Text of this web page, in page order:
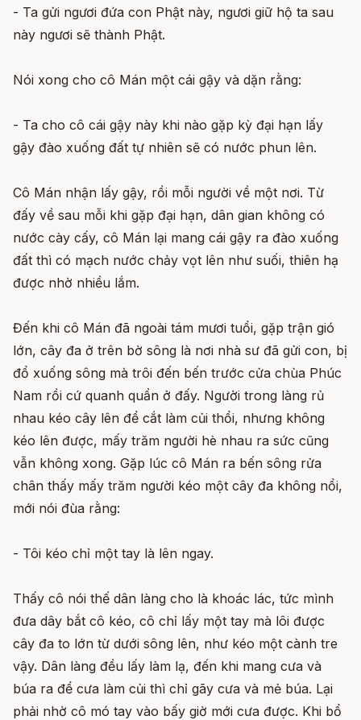
- Ta gửi ngươi đứa con Phật này, ngươi giữ hộ ta sau
này ngươi sẽ thành Phật.
Nói xong cho cô Mán một cái gậy và dặn rằng:
- Ta cho cô cái gậy này khi nào gặp kỳ đại hạn lấy
gậy đào xuống đất tự nhiên sẽ có nước phun lên.
Cô Mán nhận lấy gậy, rồi mỗi người về một nơi. Từ
đấy về sau mỗi khi gặp đại hạn, dân gian không có
nước cày cấy, cô Mán lại mang cái gậy ra đào xuống
đất thì có mạch nước chảy vọt lên như suối, thiên hạ
được nhờ nhiều lắm.
Đến khi cô Mán đã ngoài tám mươi tuổi, gặp trận gió
lớn, cây đa ở trên bờ sông là nơi nhà sư đã gửi con, bị
đổ xuống sông mà trôi đến bến trước cửa chùa Phúc
Nam rồi cứ quanh quẩn ở đấy. Người trong làng rủ
nhau kéo cây lên để cắt làm củi thổi, nhưng không
kéo lên được, mấy trăm người hè nhau ra sức cũng
vẫn không xong. Gặp lúc cô Mán ra bến sông rửa
chân thấy mấy trăm người kéo một cây đa không nổi,
mới nói đùa rằng:
- Tôi kéo chỉ một tay là lên ngay.
Thấy cô nói thế dân làng cho là khoác lác, tức mình
đưa dây bắt cô kéo, cô chỉ lấy một tay mà lôi được
cây đa to lớn từ dưới sông lên, như kéo một cành tre
vậy. Dân làng đều lấy làm lạ, đến khi mang cưa và
búa ra để cưa làm củi thì chỉ gãy cưa và mẻ búa. Lại
phải nhờ cô mó tay vào bấy giờ mới cưa được. Khi bổ